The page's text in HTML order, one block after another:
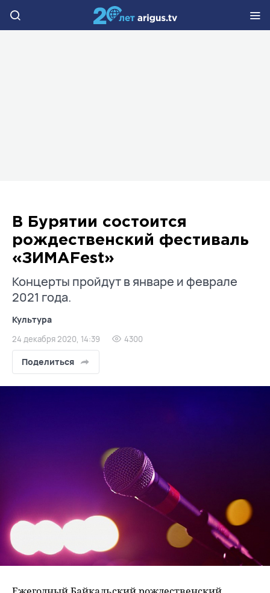
В Бурятии состоится
рождественский фестиваль
«ЗИМАFest»
Концерты пройдут в январе и феврале
2021 года.
Культура
24 декабря 2020, 14:39 4300
Поделиться